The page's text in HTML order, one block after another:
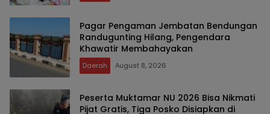
Pagar Pengaman Jembatan Bendungan
Randugunting Hilang, Pengendara
Khawatir Membahayakan
Daerah August 8, 2026
Peserta Muktamar NU 2026 Bisa Nikmati
Pijat Gratis, Tiga Posko Disiapkan di